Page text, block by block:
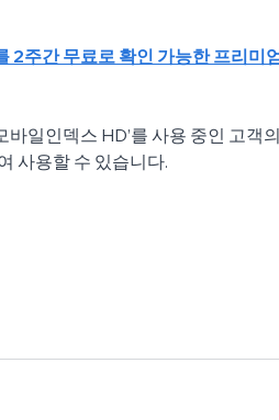
2주간 무료로 확인 가능한 프리미
일인덱스 HD’를 사용 중인 고객
사용할 수 있습니다.